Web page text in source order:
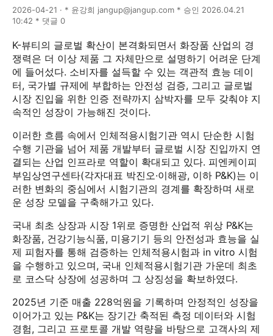
2026-04-21 · * 윤강희 jangup@jangup.com * 승인 2026.04.21
10:42 * 댓글 0
K-뷰티의 글로벌 확산이 본격화되면서 화장품 산업의 경
쟁력은 더 이상 제품 그 자체만으로 설명하기 어려운 단계
에 들어섰다. 소비자를 설득할 수 있는 객관적 효능 데이
터, 국가별 규제에 부합하는 안전성 검증, 그리고 글로벌
시장 진입을 위한 인증 전략까지 삼박자를 모두 갖춰야 지
속적인 성장이 가능해진 것이다.
이러한 흐름 속에서 인체적용시험기관 역시 단순한 시험
수행 기관을 넘어 제품 개발부터 글로벌 시장 진입까지 연
결되는 산업 인프라로 역할이 확대되고 있다. 피엔케이피
부임상연구센타(각자대표 박진오·이해광, 이하 P&K)는 이
러한 변화의 중심에서 시험기관의 경계를 확장하며 새로
운 성장 모델을 구축해가고 있다.
국내 최초 상장과 시장 1위로 증명한 산업적 위상 P&K는
화장품, 건강기능식품, 미용기기 등의 안전성과 효능을 실
제 피험자를 통해 검증하는 인체적용시험과 in vitro 시험
을 수행하고 있으며, 국내 인체적용시험기관 가운데 최초
로 코스닥 상장에 성공하며 그 상징성을 확보하였다.
2025년 기준 매출 228억원을 기록하며 안정적인 성장을
이어가고 있는 P&K는 장기간 축적된 측정 데이터와 시험
경험, 그리고 프로토콜 개발 역량을 바탕으로 고객사의 제